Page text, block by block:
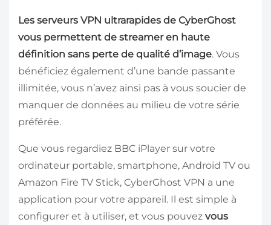
Les serveurs VPN ultrarapides de CyberGhost
vous permettent de streamer en haute
définition sans perte de qualité d’image. Vous
bénéficiez également d’une bande passante
illimitée, vous n’avez ainsi pas à vous soucier de
manquer de données au milieu de votre série
préférée.
Que vous regardiez BBC iPlayer sur votre
ordinateur portable, smartphone, Android TV ou
Amazon Fire TV Stick, CyberGhost VPN a une
application pour votre appareil. Il est simple à
configurer et à utiliser, et vous pouvez vous